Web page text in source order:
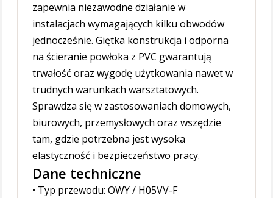
zapewnia niezawodne działanie w
instalacjach wymagających kilku obwodów
jednocześnie. Giętka konstrukcja i odporna
na ścieranie powłoka z PVC gwarantują
trwałość oraz wygodę użytkowania nawet w
trudnych warunkach warsztatowych.
Sprawdza się w zastosowaniach domowych,
biurowych, przemysłowych oraz wszędzie
tam, gdzie potrzebna jest wysoka
elastyczność i bezpieczeństwo pracy.
Dane techniczne
• Typ przewodu: OWY / H05VV-F